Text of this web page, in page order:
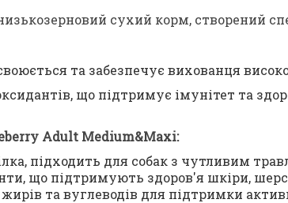
сухий корм, створений
та забезпечує вихованця
що підтримує імунітет та
Adult Medium&Maxi:
підходить для собак з чутливим
що підтримують здоров'я шкіри,
та вуглеводів для підтримки